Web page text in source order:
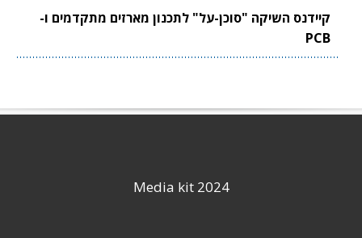
קיידנס השיקה "סוכן-על" לתכנון מארזים מתקדמים ו-
PCB
Media kit 2024